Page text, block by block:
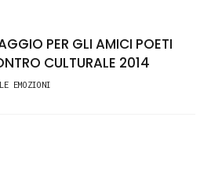
PER GLI AMICI POETI
CULTURALE 2014
EMOZIONI